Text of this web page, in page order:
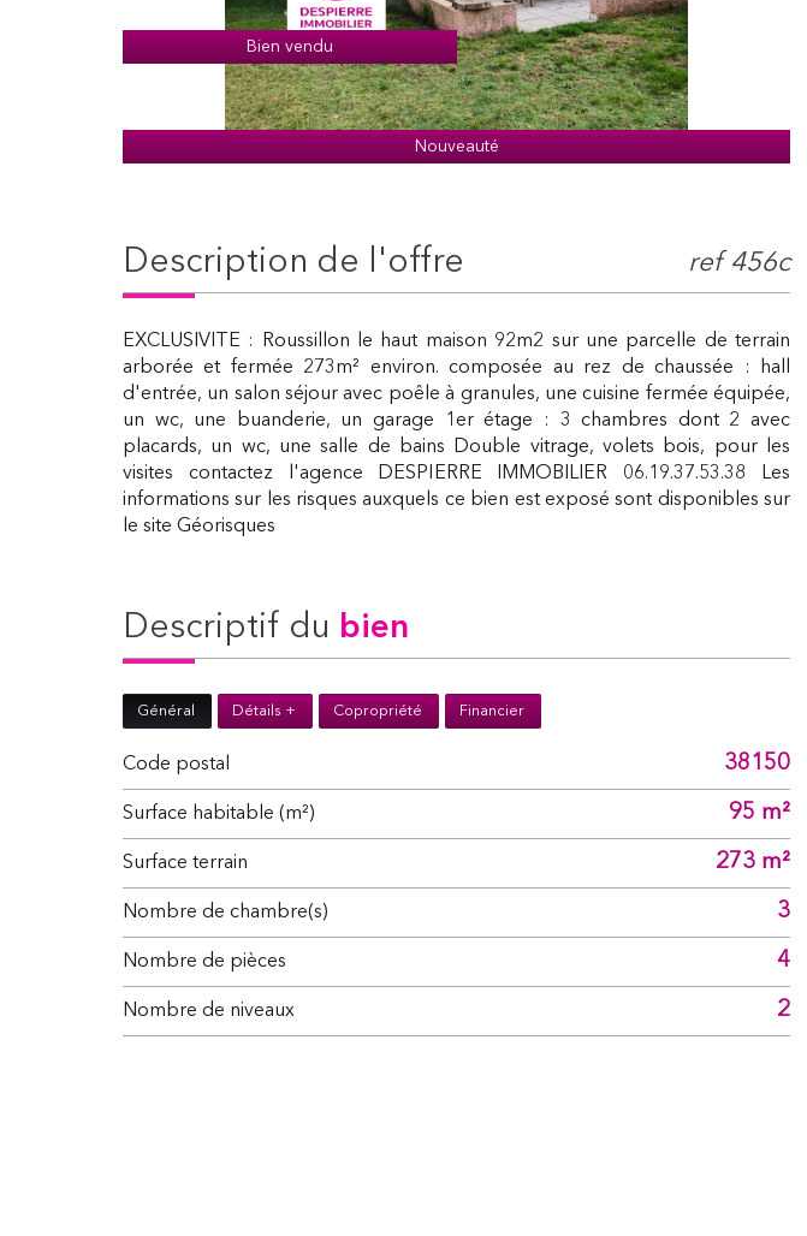
Bien vendu
Nouveauté
description de l'offre ref 456c
EXCLUSIVITE : Roussillon le haut maison 92m2 sur une parcelle de terrain
arborée et fermée 273m² environ. composée au rez de chaussée : hall
d'entrée, un salon séjour avec poêle à granules, une cuisine fermée équipée,
un wc, une buanderie, un garage 1er étage : 3 chambres dont 2 avec
placards, un wc, une salle de bains Double vitrage, volets bois, pour les
visites contactez l'agence DESPIERRE IMMOBILIER 06.19.37.53.38 Les
informations sur les risques auxquels ce bien est exposé sont disponibles sur
le site Géorisques
descriptif du bien
Général Détails + Copropriété Financier
Code postal 38150
Surface habitable (m²) 95 m²
surface terrain 273 m²
Nombre de chambre(s) 3
Nombre de pièces 4
Nombre de niveaux 2